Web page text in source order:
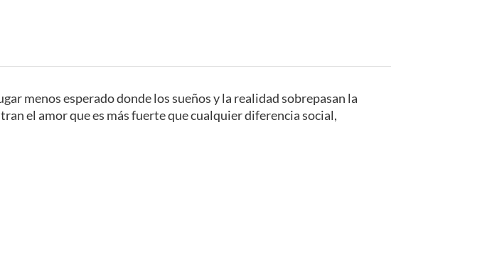
menos esperado donde los sueños y la realidad sobrepasan la
el amor que es más fuerte que cualquier diferencia social,